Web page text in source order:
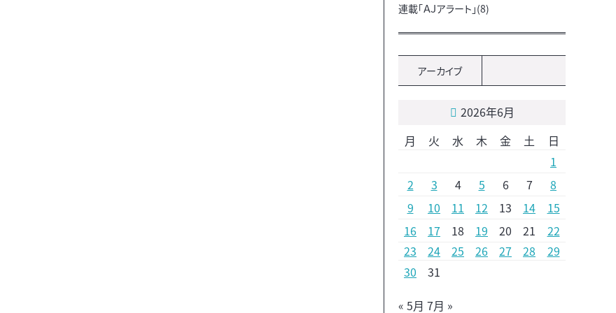
連載「ＡＪアラート」(8)
アーカイブ
2026年6月
月
火 水 木 金 土
日
1
2
3 4 5 6 7
8
9
10 11 12 13 14
15
16
17 18 19 20 21
22
23
24 25 26 27 28
29
30
31
« 5月 7月 »